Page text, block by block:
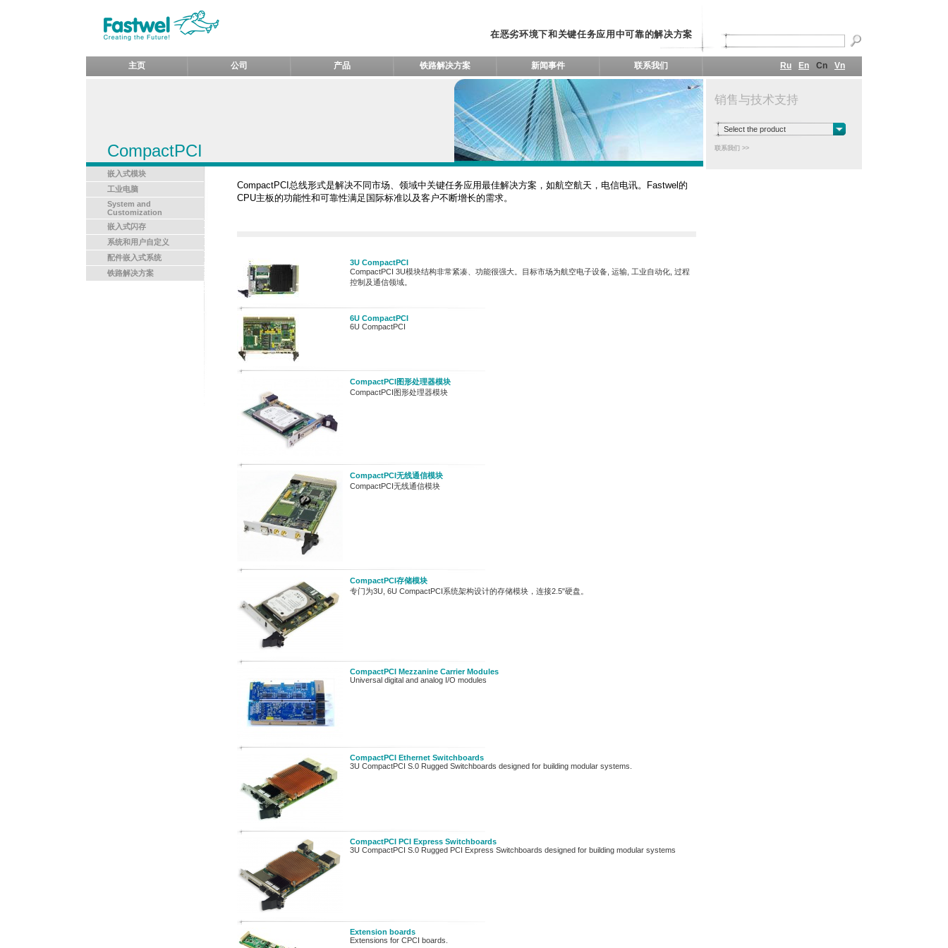
在恶劣环境下和关键任务应用中可靠的解决方案
主页 公司 产品 铁路解决方案 新闻事件 联系我们 Ru En Cn Vn
CompactPCI
嵌入式模块
工业电脑
System and
Customization
嵌入式闪存
系统和用户自定义
配件嵌入式系统
铁路解决方案
CompactPCI总线形式是解决不同市场、领域中关键任务应用最佳解决方案，如航空航天，电信电讯。Fastwel的
CPU主板的功能性和可靠性满足国际标准以及客户不断增长的需求。
3U CompactPCI
CompactPCI 3U模块结构非常紧凑、功能很强大。目标市场为航空电子设备, 运输, 工业自动化, 过程
控制及通信领域。
6U CompactPCI
6U CompactPCI
CompactPCI图形处理器模块
CompactPCI图形处理器模块
CompactPCI无线通信模块
CompactPCI无线通信模块
CompactPCI存储模块
专门为3U, 6U CompactPCI系统架构设计的存储模块，连接2.5"硬盘。
CompactPCI Mezzanine Carrier Modules
Universal digital and analog I/O modules
CompactPCI Ethernet Switchboards
3U CompactPCI S.0 Rugged Switchboards designed for building modular systems.
CompactPCI PCI Express Switchboards
3U CompactPCI S.0 Rugged PCI Express Switchboards designed for building modular systems
Extension boards
Extensions for CPCI boards.
销售与技术支持
Select the product
联系我们 >>